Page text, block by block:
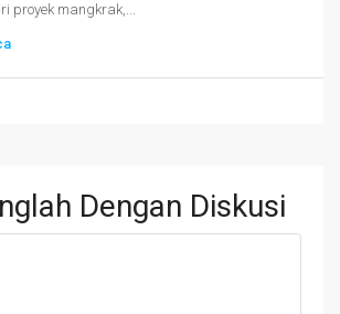
proyek mangkrak,...
Dengan Diskusi